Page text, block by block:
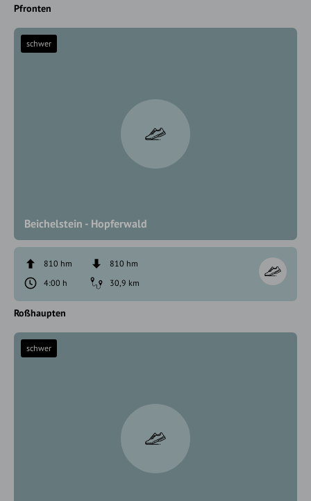
Pfronten
Beichelstein - Hopferwald
schwer
810 hm
810 hm
4:00 h
30,9 km
Roßhaupten
schwer